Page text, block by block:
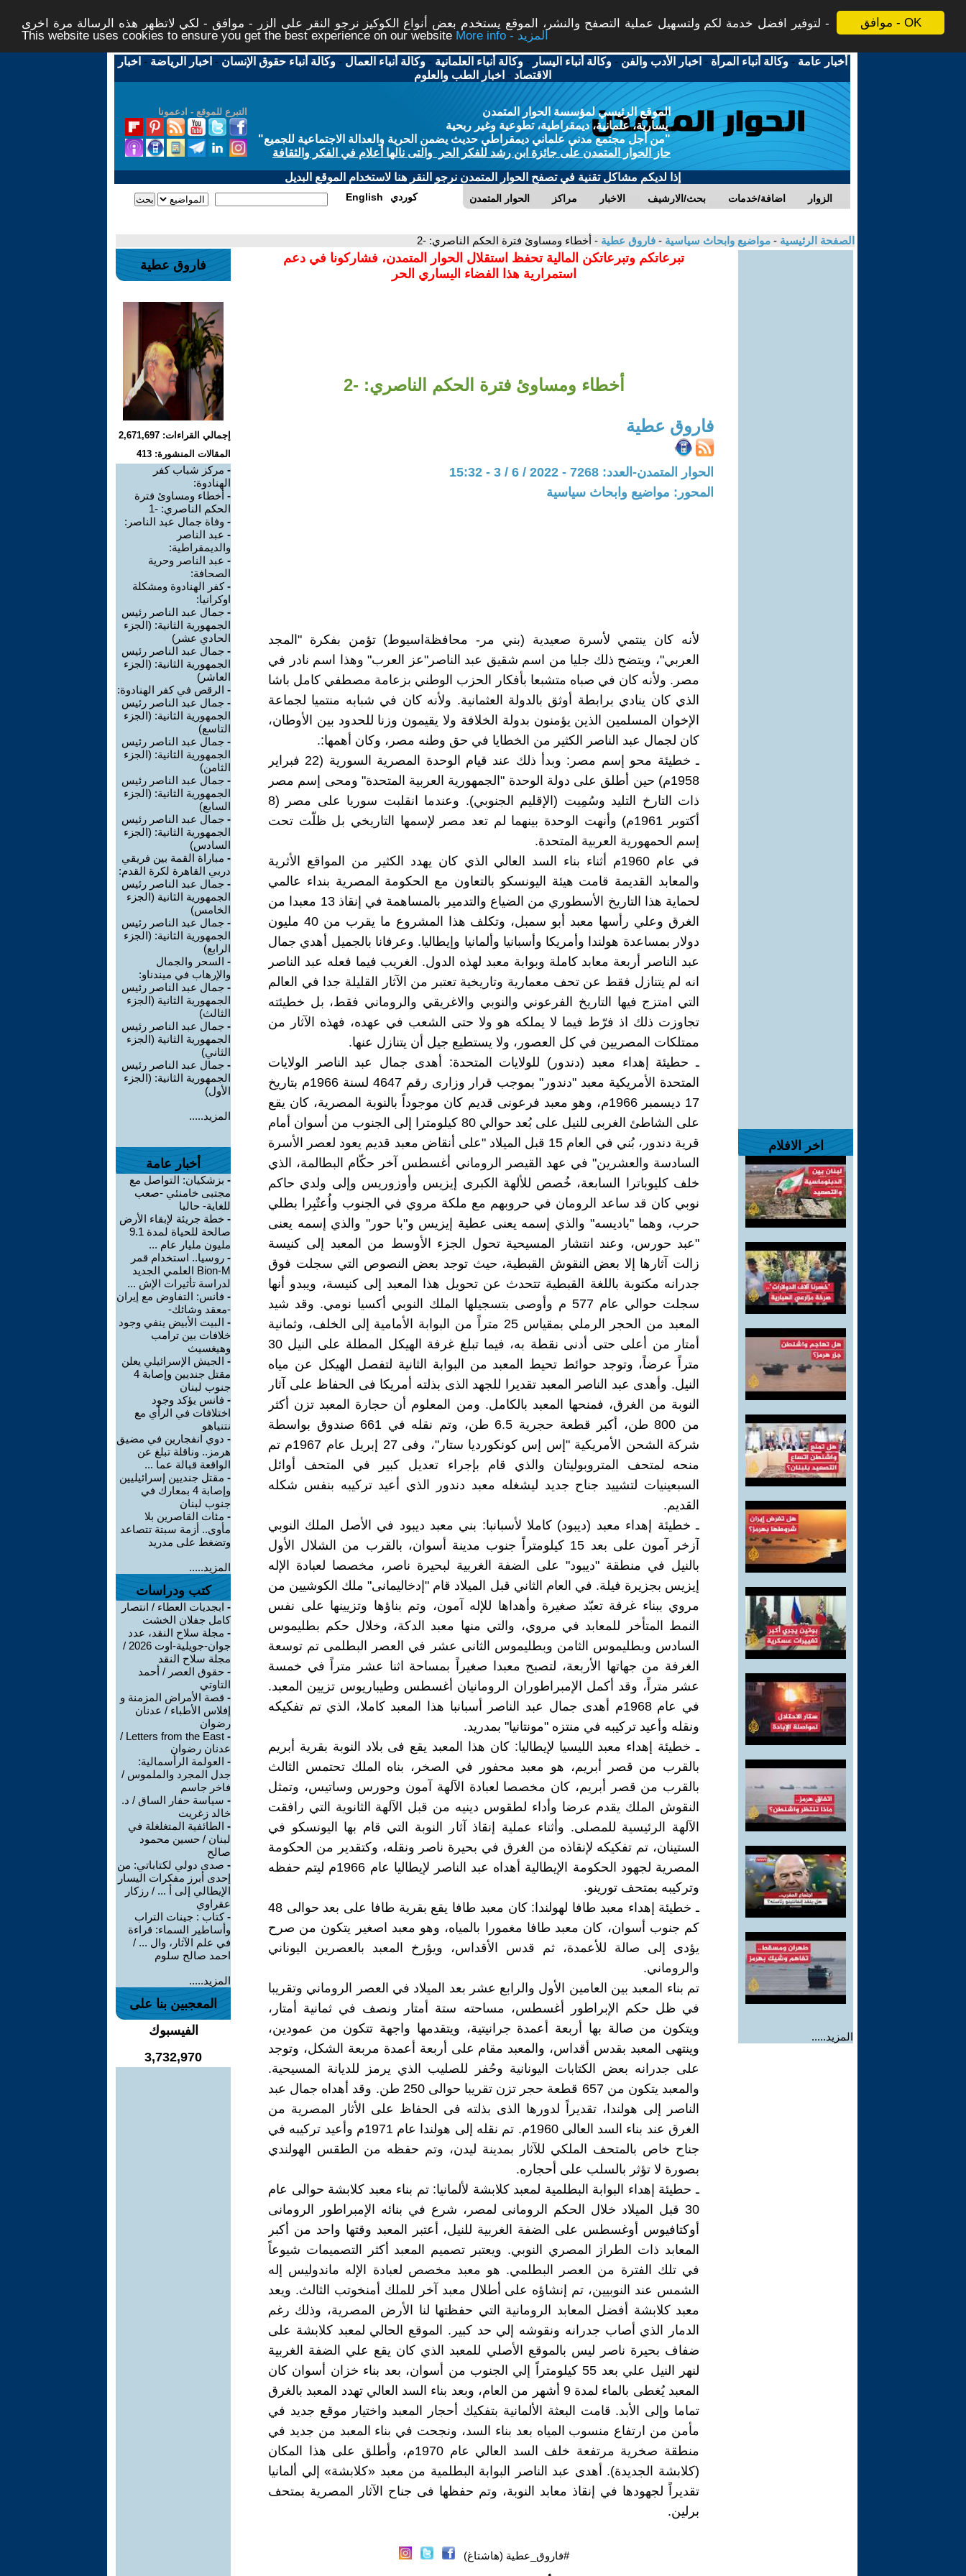
موافق - OK
لتوفير افضل خدمة لكم ولتسهيل عملية التصفح والنشر، الموقع يستخدم بعض أنواع الكوكيز نرجو النقر على الزر - موافق - لكي لاتظهر هذه الرسالة مرة اخرى -
This website uses cookies to ensure you get the best experience on our website
More info - المزيد
أخبار عامة -وكالة أنباء المرأة - اخبار الأدب والفن -وكالة أنباء اليسار -وكالة أنباء العلمانية -وكالة أنباء العمال -وكالة أنباء حقوق الإنسان - اخبار الرياضة - اخبار
الاقتصاد - اخبار الطب والعلوم
التبرع للموقع - ادعمونا
الموقع الرئيسي لمؤسسة الحوار المتمدن
يسارية، علمانية، ديمقراطية، تطوعية وغير ربحية
"من أجل مجتمع مدني علماني ديمقراطي حديث يضمن الحرية والعدالة الاجتماعية للجميع"
حاز الحوار المتمدن على جائزة ابن رشد للفكر الحر والتى نالها أعلام في الفكر والثقافة
إذا لديكم مشاكل تقنية في تصفح الحوار المتمدن نرجو النقر هنا لاستخدام الموقع البديل
الحوار المتمدن مراكز الاخبار بحث/الارشيف اضافة/خدمات الزوار English كوردي
الصفحة الرئيسية - مواضيع وابحاث سياسية - فاروق عطية - أخطاء ومساوئ فترة الحكم الناصري: -2
اخر الافلام
المزيد.....
تبرعاتكم وتبرعاتكن المالية تحفظ استقلال الحوار المتمدن، فشاركونا في دعم
استمرارية هذا الفضاء اليساري الحر
أخطاء ومساوئ فترة الحكم الناصري: -2
فاروق عطية
الحوار المتمدن-العدد: 7268 - 2022 / 6 / 3 - 15:32
المحور: مواضيع وابحاث سياسية
لأنه كان ينتمي لأسرة صعيدية (بني مر- محافظةاسيوط) تؤمن بفكرة "المجد
العربي"، ويتضح ذلك جليا من اسم شقيق عبد الناصر"عز العرب" وهذا اسم نادر في
مصر. ولأنه كان في صباه متشبعا بأفكار الحزب الوطني بزعامة مصطفي كامل باشا
الذي كان ينادي برابطة أوثق بالدولة العثمانية. ولأنه كان في شبابه منتميا لجماعة
الإخوان المسلمين الذين يؤمنون بدولة الخلافة ولا يقيمون وزنا للحدود بين الأوطان،
كان لجمال عبد الناصر الكثير من الخطايا في حق وطنه مصر، وكان أهمها:.
ـ خطيئة محو إسم مصر: وبدأ ذلك عند قيام الوحدة المصرية السورية (22 فبراير
1958م) حين أطلق على دولة الوحدة "الجمهورية العربية المتحدة" ومحى إسم مصر
ذات التارخ التليد وسُمِيت (الإقليم الجنوبي). وعندما انقلبت سوريا على مصر (8
أكتوبر 1961م) وأنهت الوحدة بينهما لم تعد مصر لإسمها التاريخي بل ظلّت تحت
إسم الحمهورية العربية المتحدة.
في عام 1960م أثناء بناء السد العالي الذي كان يهدد الكثير من المواقع الأثرية
والمعابد القديمة قامت هيئة اليونسكو بالتعاون مع الحكومة المصرية بنداء عالمي
لحماية هذا التاريخ الأسطوري من الضياع والتدمير بالمساهمة في إنقاذ 13 معبدا من
الغرق وعلي رأسها معبد أبو سمبل، وتكلف هذا المشروع ما يقرب من 40 مليون
دولار بمساعدة هولندا وأمريكا وأسبانيا وألمانيا وإيطاليا. وعرفانا بالجميل أهدي جمال
عبد الناصر أربعة معابد كاملة وبوابة معبد لهذه الدول. الغريب فيما فعله عبد الناصر
انه لم يتنازل فقط عن تحف معمارية وتاريخية تعتبر من الآثار القليلة جدا في العالم
التي امتزج فيها التاريخ الفرعوني والنوبي والاغريقي والروماني فقط، بل خطيئته
تجاوزت ذلك اذ فرّط فيما لا يملكه هو ولا حتى الشعب في عهده، فهذه الآثار من
ممتلكات المصريين في كل العصور، ولا يستطيع جيل أن يتنازل عنها.
ـ حطيئة إهداء معبد (دندور) للولايات المتحدة: أهدى جمال عبد الناصر الولايات
المتحدة الأمريكية معبد "دندور" بموجب قرار وزارى رقم 4647 لسنة 1966م بتاريخ
17 ديسمبر 1966م، وهو معبد فرعونى قديم كان موجوداً بالنوبة المصرية، كان يقع
على الشاطئ الغربى للنيل على بُعد حوالي 80 كيلومترا إلى الجنوب من أسوان أمام
قرية دندور، بُني في العام 15 قبل الميلاد "على أنقاض معبد قديم يعود لعصر الأسرة
السادسة والعشرين" في عهد القيصر الروماني أغسطس آخر حكّام البطالمة، الذي
خلف كليوباترا السابعة، خُصص للألهة الكبرى إيزيس وأوزوريس وإلى ولدي حاكم
نوبي كان قد ساعد الرومان في حروبهم مع ملكة مروي في الجنوب واُعتٌبِرا بطلي
حرب، وهما "باديسه" والذي إسمه يعنى عطية إيزيس و"با حور" والذي إسمه يعنى
"عبد حورس، وعند انتشار المسيحية تحول الجزء الأوسط من المعبد إلى كنيسة
زالت آثارها إلا بعض النقوش القبطية، حيث توجد بعض النصوص التي سجلت فوق
جدرانه مكتوبة باللغة القبطية تتحدث عن تحويل هذا المعبد إلى كنيسة، ويبدو أنها
سجلت حوالي عام 577 م وأوصى بتسجيلها الملك النوبي أكسيا نومي. وقد شيد
المعبد من الحجر الرملي بمقياس 25 متراً من البوابة الأمامية إلى الخلف، وثمانية
أمتار من أعلى حتى أدنى نقطة به، فيما تبلغ غرفة الهيكل المطلة على النيل 30
متراً عرضاً، وتوجد حوائط تحيط المعبد من البوابة الثانية لتفصل الهيكل عن مياه
النيل. وأهدى عبد الناصر المعبد تقديرا للجهد الذى بذلته أمريكا فى الحفاظ على آثار
النوبة من الغرق، فمنحها المعبد بالكامل. ومن المعلوم أن حجارة المعبد تزن أكثر
من 800 طن، أكبر قطعة حجرية 6.5 طن، وتم نقله في 661 صندوق بواسطة
شركة الشحن الأمريكية "إس إس كونكورديا ستار"، وفى 27 إبريل عام 1967م تم
منحه لمتحف المتروبوليتان والذي قام بإجراء تعديل كبير في المتحف أوائل
السبعينيات لتشييد جناح جديد ليشغله معبد دندور الذي أعيد تركيبه بنفس شكله
القديم.
ـ خطيئة إهداء معبد (ديبود) كاملا لأسبانبا: بني معبد ديبود في الأصل الملك النوبي
آزخر آمون على بعد 15 كيلومتراً جنوب مدينة أسوان، بالقرب من الشلال الأول
بالنيل في منطقة "ديبود" على الضفة الغربية لبحيرة ناصر، مخصصا لعبادة الإله
إيزيس بجزيرة فيلة. في العام الثاني قبل الميلاد قام "إدخاليمانى" ملك الكوشيين من
مروي ببناء غرفة تعبّد صغيرة وأهداها للإله آمون، وتم بناؤها وتزيينها على نفس
النمط المتأخر للمعابد في مروي، والتي منها معبد الدكة، وخلال حكم بطليموس
السادس وبطليموس الثامن وبطليموس الثانى عشر في العصر البطلمى تم توسعة
الغرفة من جهاتها الأربعة، لتصبح معبدا صغيراً بمساحة اثنا عشر متراً في خمسة
عشر متراً، وقد أكمل الإمبراطوران الرومانيان أغسطس وطيباريوس تزيين المعبد.
في عام 1968م أهدى جمال عبد الناصر أسبانبا هذا المعبد كاملا، الذي تم تفكيكه
ونقله وأعيد تركيبه في منتزه "مونتانيا" بمدريد.
ـ خطيئة إهداء معبد الليسيا لإيطاليا: كان هذا المعبد يقع فى بلاد النوبة بقرية أبريم
بالقرب من قصر أبريم، هو معبد محفور في الصخر، بناه الملك تحتمس الثالث
بالقرب من قصر أبريم، كان مخصصا لعبادة الآلهة آمون وحورس وساتيس، وتمثل
النقوش الملك يقدم عرضا وأداء لطقوس دينيه من قبل الآلهة الثانوية التي رافقت
الآلهة الرئيسية للمصلى. وأثناء عملية إنقاذ آثار النوبة التي قام بها اليونسكو في
الستينان، تم تفكيكه لإنقاذه من الغرق في بحيرة ناصر ونقله، وكتقدير من الحكومة
المصرية لجهود الحكومة الإيطالية أهداه عبد الناصر لإيطاليا عام 1966م ليتم حفظه
وتركيبه بمتحف تورينو.
ـ خطيئة إهداء معبد طافا لهولندا: كان معبد طافا يقع بقرية طافا على بعد حوالى 48
كم جنوب أسوان، كان معبد طافا مغمورا بالمياه، وهو معبد اصغير يتكون من صرح
يؤدى إلى صالة للأعمدة، ثم قدس الأقداس، ويؤرخ المعبد بالعصرين اليوناني
والروماني.
تم بناء المعبد بين العامين الأول والرابع عشر بعد الميلاد في العصر الروماني وتقريبا
في ظل حكم الإبراطور أغسطس، مساحته ستة أمتار ونصف في ثمانية أمتار،
ويتكون من صالة بها أربعة أعمدة جرانيتية، ويتقدمها واجهة تتكون من عمودين،
وينتهى المعبد بقدس أقداس، والمعبد مقام على أربعة أعمدة مربعة الشكل، وتوجد
على جدرانه بعض الكتابات اليونانية وحُفر للصليب الذي يرمز للديانة المسيحية.
والمعبد يتكون من 657 قطعة حجر تزن تقريبا حوالى 250 طن. وقد أهداه جمال عبد
الناصر إلى هولندا، تقديراً لدورها الذى بذلته فى الحفاظ على الأثار المصرية من
الغرق عند بناء السد العالى 1960م. تم نقله إلى هولندا عام 1971م وأعيد تركيبه في
جناح خاص بالمتحف الملكي للآثار بمدينة ليدن، وتم حفظه من الطقس الهولندي
بصورة لا تؤثر بالسلب على أحجاره.
ـ حطيئة إهداء البوابة البطلمية لمعبد كلابشة لألمانيا: تم بناء معبد كلابشة حوالى عام
30 قبل الميلاد خلال الحكم الرومانى لمصر، شرع في بنائه الإمبراطور الرومانى
أوكتافيوس أوغسطس على الضفة الغربية للنيل، أعتبر المعبد وقتها واحد من أكبر
المعابد ذات الطراز المصري النوبي. ويعتبر تصميم المعبد أكثر التصميمات شيوعاً
في تلك الفترة من العصر البطلمي. هو معبد مخصص لعبادة الإله ماندوليس إله
الشمس عند النوبيين، تم إنشاؤه على أطلال معبد آخر للملك أمنخوتب الثالث. ويعد
معبد كلابشة أفضل المعابد الرومانية التي حفظتها لنا الأرض المصرية، وذلك رغم
الدمار الذي أصاب جدرانه ونقوشه إلي حد كبير. الموقع الحالي لمعبد كلابشة على
ضفاف بحيرة ناصر ليس بالموقع الأصلي للمعبد الذي كان يقع علي الضفة الغربية
لنهر النيل علي بعد 55 كيلومتراً إلي الجنوب من أسوان، بعد بناء خزان أسوان كان
المعبد يُغطى بالماء لمدة 9 أشهر من العام، وبعد بناء السد العالي تهدد المعبد بالغرق
تماما وإلى الأبد. قامت البعثة الألمانية بتفكيك أحجار المعبد واختيار موقع جديد في
مأمن من ارتفاع منسوب المياه بعد بناء السد، ونجحت في بناء المعبد من جديد في
منطقة صخرية مرتفعة خلف السد العالي عام 1970م، وأطلق على هذا المكان
(كلابشة الجديدة). أهدى عبد الناصر البوابة البطلمية من معبد «كلابشة» إلي ألمانيا
تقديراً لجهودها في إنقاذ معابد النوبة، وتم حفظها فى جناح الآثار المصرية بمتحف
برلين.
#فاروق_عطية (هاشتاغ)
فاروق عطية
إجمالي القراءات: 2,671,697
المقالات المنشورة: 413
- مركز شباب كفر
الهنادوة:
- أخطاء ومساوئ فترة
الحكم الناصري: -1
- وفاة جمال عبد الناصر:
- عبد الناصر
والديمقراطية:
- عبد الناصر وحرية
الصحافة:
-كفر الهنادوة ومشكلة
اوكرانيا:
- جمال عبد الناصر رئيس
الجمهورية الثانية: (الجزء
الحادي عشر)
- جمال عبد الناصر رئيس
الجمهورية الثانية: (الجزء
العاشر)
- الرقص في كفر الهنادوة:
- جمال عبد الناصر رئيس
الجمهورية الثانية: (الجزء
التاسع)
- جمال عبد الناصر رئيس
الجمهورية الثانية: (الجزء
الثامن)
- جمال عبد الناصر رئيس
الجمهورية الثانية: (الجزء
السابع)
- جمال عبد الناصر رئيس
الجمهورية الثانية: (الجزء
السادس)
- مباراة القمة بين فريقي
دربي القاهرة لكرة القدم:
- جمال عبد الناصر رئيس
الجمهورية الثانية (الجزء
الخامس)
- جمال عبد الناصر رئيس
الجمهورية الثانية: (الجزء
الرابع)
- السحر والجمال
والإرهاب في ميندناو:
- جمال عبد الناصر رئيس
الجمهورية الثانية (الجزء
الثالث)
- جمال عبد الناصر رئيس
الجمهورية الثانية (الجزء
الثاني)
- جمال عبد الناصر رئيس
الجمهورية الثانية: (الجزء
الأول)
المزيد.....
أخبار عامة
- بزشكيان: التواصل مع
مجتبى خامنئي -صعب
للغاية- حاليا
- خطة جريئة لإبقاء الأرض
صالحة للحياة لمدة 9.1
مليون مليار عام ...
- روسيا.. استخدام قمر
Bion-M العلمي الجديد
لدراسة تأثيرات الإش ...
- فانس: التفاوض مع إيران
-معقد وشائك-
- البيت الأبيض ينفي وجود
خلافات بين ترامب
وهيغسيث
- الجيش الإسرائيلي يعلن
مقتل جنديين وإصابة 4
جنوب لبنان
- فانس يؤكد وجود
اختلافات في الرأي مع
نتنياهو
- دوي انفجارين في مضيق
هرمز.. وناقلة تبلغ عن
الواقعة قبالة عما ...
- مقتل جنديين إسرائيليين
وإصابة 4 بمعارك في
جنوب لبنان
- مئات القاصرين بلا
مأوى.. أزمة سبتة تتصاعد
وتضغط على مدريد
المزيد.....
كتب ودراسات
- ابجديات العطاء / انتصار
كامل جفلان الخشت
- مجلة سلاح النقد، عدد
جوان-جويلية-اوت 2026 /
مجلة سلاح النقد
- حقوق العصر / أحمد
التاوتي
- قصة الأمراض المزمنة و
إفلاس الأطباء / عدنان
رضوان
-
Letters from the East /
عدنان رضوان
- العولمة الرأسمالية:
جدل المجرد والملموس /
فاخر جاسم
- سياسة حفار الساق / د.
خالد زغريت
- الطائفية المتغلغلة في
لبنان / حسين محمود
صالح
- صدى دولي لكتاباتي: من
إحدى أبرز مفكرات اليسار
الإيطالي إلى أ ... / رزكار
عقراوي
-كتاب : جينات التراب
وأساطير السماء: قراءة
في علم الآثار، وال ... /
احمد صالح سلوم
المزيد.....
المعجبين بنا على
الفيسبوك
3,732,970